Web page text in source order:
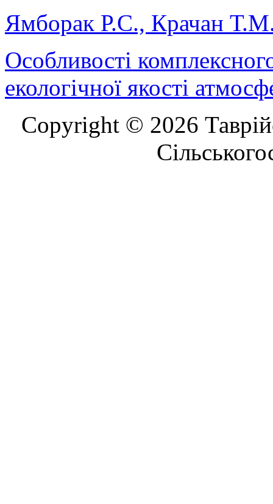
Ямборак Р.С., Крачан
Особливості
екологічної якості
Copyright © 2026